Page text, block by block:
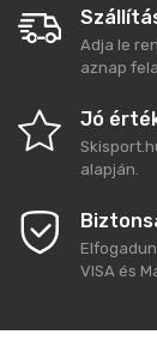
Adja le
aznap
Jó
alapján.
VISA és